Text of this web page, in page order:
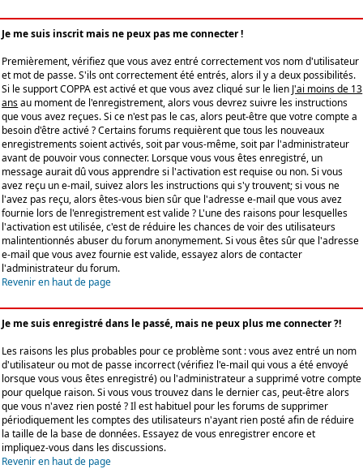
Je me suis inscrit mais ne peux pas me connecter !
Premièrement, vérifiez que vous avez entré correctement vos nom d'utilisateur
et mot de passe. S'ils ont correctement été entrés, alors il y a deux possibilités.
Si le support COPPA est activé et que vous avez cliqué sur le lien J'ai moins de 13
ansau moment de l'enregistrement, alors vous devrez suivre les instructions
que vous avez reçues. Si ce n'est pas le cas, alors peut-être que votre compte a
besoin d'être activé ? Certains forums requièrent que tous les nouveaux
enregistrements soient activés, soit par vous-même, soit par l'administrateur
avant de pouvoir vous connecter. Lorsque vous vous êtes enregistré, un
message aurait dû vous apprendre si l'activation est requise ou non. Si vous
avez reçu un e-mail, suivez alors les instructions qui s'y trouvent; si vous ne
l'avez pas reçu, alors êtes-vous bien sûr que l'adresse e-mail que vous avez
fournie lors de l'enregistrement est valide ? L'une des raisons pour lesquelles
l'activation est utilisée, c'est de réduire les chances de voir des utilisateurs
malintentionnés abuser du forum anonymement. Si vous êtes sûr que l'adresse
e-mail que vous avez fournie est valide, essayez alors de contacter
l'administrateur du forum.
Revenir en haut de page
Je me suis enregistré dans le passé, mais ne peux plus me connecter ?!
Les raisons les plus probables pour ce problème sont : vous avez entré un nom
d'utilisateur ou mot de passe incorrect (vérifiez l'e-mail qui vous a été envoyé
lorsque vous vous êtes enregistré) ou l'administrateur a supprimé votre compte
pour quelque raison. Si vous vous trouvez dans le dernier cas, peut-être alors
que vous n'avez rien posté ? Il est habituel pour les forums de supprimer
périodiquement les comptes des utilisateurs n'ayant rien posté afin de réduire
la taille de la base de données. Essayez de vous enregistrer encore et
impliquez-vous dans les discussions.
Revenir en haut de page